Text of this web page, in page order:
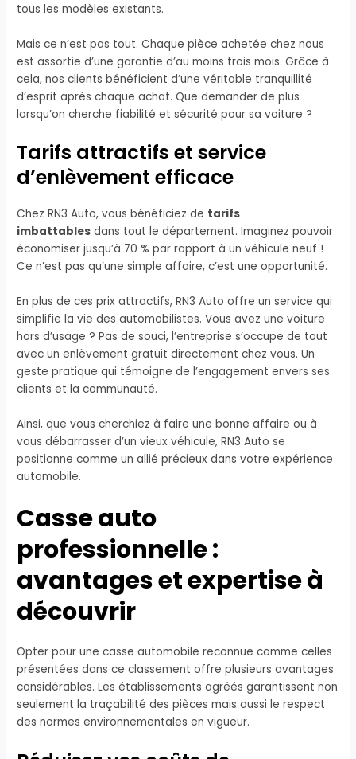
tous les modèles existants.
Mais ce n’est pas tout. Chaque pièce achetée chez nous
est assortie d’une garantie d’au moins trois mois. Grâce à
cela, nos clients bénéficient d’une véritable tranquillité
d’esprit après chaque achat. Que demander de plus
lorsqu’on cherche fiabilité et sécurité pour sa voiture ?
Tarifs attractifs et service
d’enlèvement efficace
Chez RN3 Auto, vous bénéficiez de tarifs
imbattables dans tout le département. Imaginez pouvoir
économiser jusqu’à 70 % par rapport à un véhicule neuf !
Ce n’est pas qu’une simple affaire, c’est une opportunité.
En plus de ces prix attractifs, RN3 Auto offre un service qui
simplifie la vie des automobilistes. Vous avez une voiture
hors d’usage ? Pas de souci, l’entreprise s’occupe de tout
avec un enlèvement gratuit directement chez vous. Un
geste pratique qui témoigne de l’engagement envers ses
clients et la communauté.
Ainsi, que vous cherchiez à faire une bonne affaire ou à
vous débarrasser d’un vieux véhicule, RN3 Auto se
positionne comme un allié précieux dans votre expérience
automobile.
Casse auto
professionnelle :
avantages et expertise à
découvrir
Opter pour une casse automobile reconnue comme celles
présentées dans ce classement offre plusieurs avantages
considérables. Les établissements agréés garantissent non
seulement la traçabilité des pièces mais aussi le respect
des normes environnementales en vigueur.